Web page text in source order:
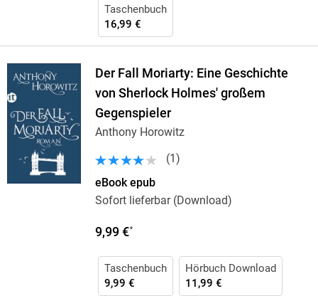
Taschenbuch
16,99 €
Der Fall Moriarty: Eine Geschichte
von Sherlock Holmes' großem
Gegenspieler
Anthony Horowitz
(1 )
eBook epub
Sofort lieferbar (Download)
9,99 €*
Taschenbuch
9,99 €
Hörbuch Download
11,99 €